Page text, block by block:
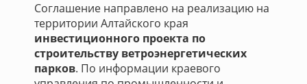
Соглашение направлено на реализацию на
территории Алтайского края
инвестиционного проекта по
строительству ветроэнергетических
парков. По информации краевого